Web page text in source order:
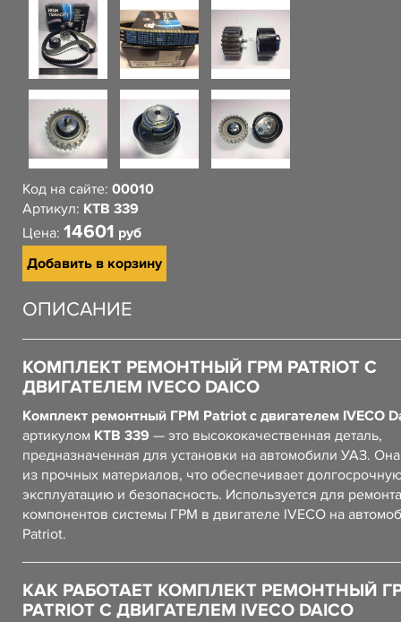
Код на сайте: 00010
Артикул: KTB 339
Цена: 14601 руб
Добавить в корзину
ОПИСАНИЕ
КОМПЛЕКТ РЕМОНТНЫЙ ГРМ PATRIOT С
ДВИГАТЕЛЕМ IVECO DAICO
Комплект ремонтный ГРМ Patriot с двигателем IVECO
артикулом KTB 339 — это высококачественная деталь,
предназначенная для установки на автомобили УАЗ.
из прочных материалов, что обеспечивает
эксплуатацию и безопасность. Используется для
компонентов системы ГРМ в двигателе IVECO на
Patriot.
КАК РАБОТАЕТ КОМПЛЕКТ РЕМОНТНЫЙ
PATRIOT С ДВИГАТЕЛЕМ IVECO DAICO